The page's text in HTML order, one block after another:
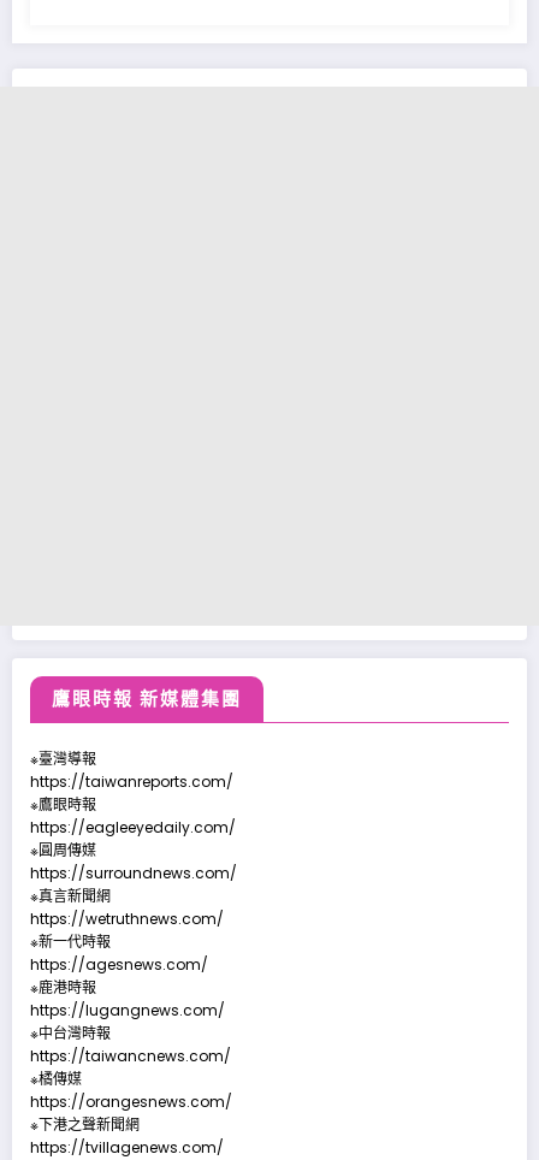
鷹眼時報 新媒體集團
※臺灣導報
https://taiwanreports.com/
※鷹眼時報
https://eagleeyedaily.com/
※圓周傳媒
https://surroundnews.com/
※真言新聞網
https://wetruthnews.com/
※新一代時報
https://agesnews.com/
※鹿港時報
https://lugangnews.com/
※中台灣時報
https://taiwancnews.com/
※橘傳媒
https://orangesnews.com/
※下港之聲新聞網
https://tvillagenews.com/